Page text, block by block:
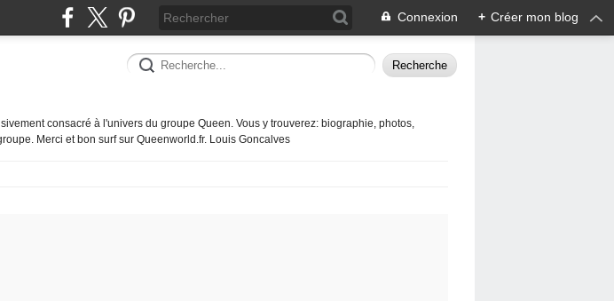
Connexion + Créer mon blog
consacré à l'univers du groupe Queen. Vous y trouverez: biographie, photos,
Merci et bon surf sur Queenworld.fr. Louis Goncalves